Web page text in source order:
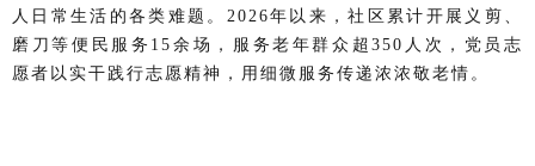
人日常生活的各类难题。2026年以来，社区累计开展义剪、
磨刀等便民服务15余场，服务老年群众超350人次，党员志
愿者以实干践行志愿精神，用细微服务传递浓浓敬老情。